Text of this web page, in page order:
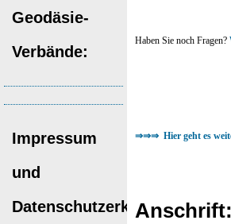
Geodäsie-
Verbände:
Impressum
und
Datenschutzerklärung
Haben Sie noch Fragen?
⇒⇒⇒ Hier geht es
Anschrift: